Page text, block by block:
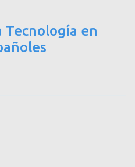
Tecnología en